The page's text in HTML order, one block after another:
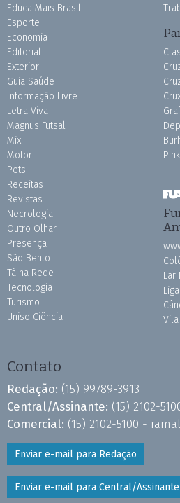
Educa Mais Brasil
Esporte
Economia
Editorial
Exterior
Guia Saúde
Informação Livre
Letra Viva
Magnus Futsal
Mix
Motor
Pets
Receitas
Revistas
Necrologia
Outro Olhar
Presença
São Bento
Tá na Rede
Tecnologia
Turismo
Uniso Ciência
Lar
Contato
Redação: (15) 99789-3913
Central/Assinante: (15) 2102-
Comercial: (15) 2102-5100 -
Enviar e-mail para Redação
Enviar e-mail para Central/Assinante